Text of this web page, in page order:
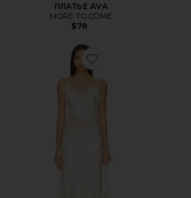
ПЛАТЬЕ AVA
MORE TO COME
$78
Favorite ПЛАТЬЕ WAVERLY